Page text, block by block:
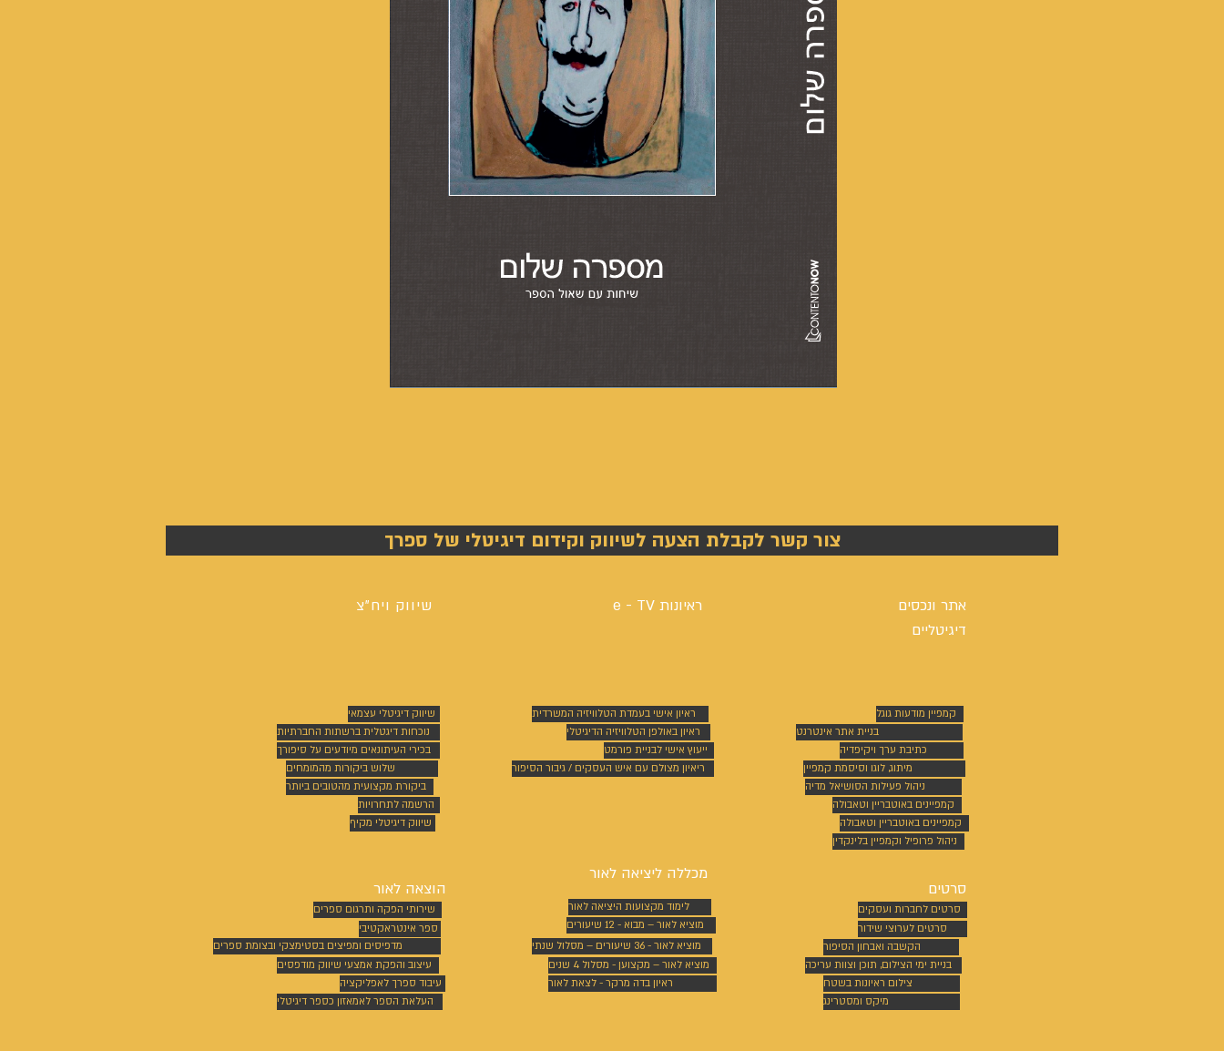
-
-
צור קשר לקבלת הצעה לשיווק וקידום דיגיטלי של ספרך
שיווק ויח"צ
שיווק דיגיטלי עצמאי
נוכחות דיגטלית ברשתות החברתיות
בכירי העיתונאים מיודעים על סיפורך
שלוש ביקורות מהמומחים
ראיונות e - TV
ראיון אישי בעמדת הטלוויזיה המשרדית
ראיון באולפן הטלוויזיה הדיגיטלי
ייעוץ אישי לבניית פורמט
ריאיון מצולם עם איש העסקים / גיבור הסיפור
ביקורת מקצועית מהטובים ביותר
הרשמה לתחרויות
שיווק דיגיטלי מקיף
אתר ונכסים
דיגיטליים
קמפיין מודעות גוגל
בניית אתר אינטרנט
כתיבת ערך ויקיפדיה
מיתוג, לוגו וסיסמת קמפיין
ניהול פעילות הסושיאל מדיה
קמפיינים באוטבריין וטאבולה
קמפיינים באוטבריין וטאבולה
ניהול פרופיל וקמפיין בלינקדין
הוצאה לאור
שירותי הפקה ותרגום ספרים
ספר אינטראקטיבי
מדפיסים ומפיצים בסטימצקי ובצומת ספרים
עיצוב והפקת אמצעי שיווק מודפסים
עיבוד ספרך לאפליקציה
מכללה ליציאה לאור
לימוד מקצועות היציאה לאור
מוציא לאור – מבוא - 12 שיעורים
מוציא לאור - 36 שיעורים – מסלול שנתי
מוציא לאור – מקצוען - מסלול 4 שנים
ראיון בדה מרקר - לצאת לאור
העלאת הספר לאמאזון כספר דיגיטלי
סרטים
סרטים לחברות ועסקים
סרטים לערוצי שידור
הקשבה ואבחון הסיפור
בניית ימי הצילום, תוכן וצוות עריכה
צילום ראיונות בשטח
מיקס ומסטרינג